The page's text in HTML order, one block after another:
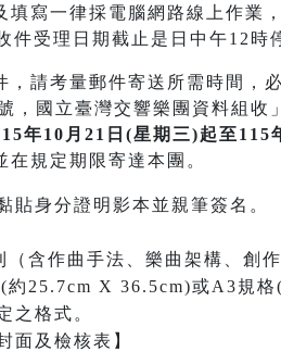
填寫一律採電腦網路線上作業
受理日期截止是日中午12時
，請考量郵件寄送所需時間，
，國立臺灣交響樂團資料組收
年10月21日(星期三)起至115
在規定期限寄達本團。
貼身分證明影本並親筆簽名。
含作曲手法、樂曲架構、創作
約25.7cm X 36.5cm)或A3規
之格式。
面及檢核表】